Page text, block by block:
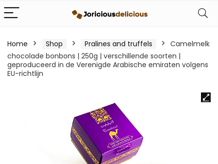
Home Shop Pralines and truffels
Camelmelk
chocolade bonbons | 250g | verschillende soorten |
geproduceerd in de Verenigde Arabische emiraten volgens
EU-richtlijn